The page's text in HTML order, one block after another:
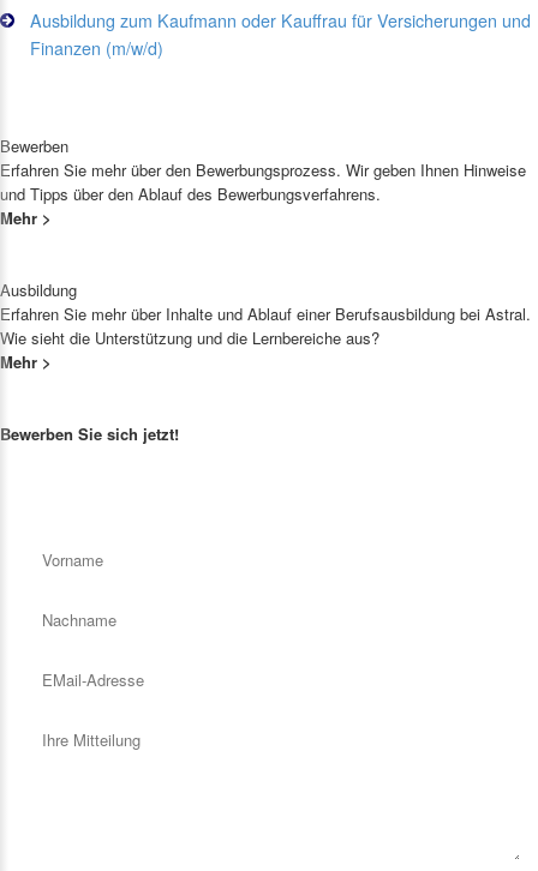
Ausbildung zum Kaufmann oder Kauffrau für Versicherungen und
Finanzen (m/w/d)
Bewerben
Erfahren Sie mehr über den Bewerbungsprozess. Wir geben Ihnen Hinweise
und Tipps über den Ablauf des Bewerbungsverfahrens.
Mehr >
Ausbildung
Erfahren Sie mehr über Inhalte und Ablauf einer Berufsausbildung bei Astral.
Wie sieht die Unterstützung und die Lernbereiche aus?
Mehr >
Bewerben Sie sich jetzt!
Vorname*
Nachname*
EMail-Adresse*
Ihre Mitteilung*